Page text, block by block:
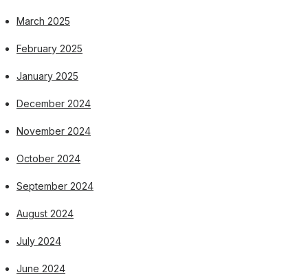
March 2025
February 2025
January 2025
December 2024
November 2024
October 2024
September 2024
August 2024
July 2024
June 2024